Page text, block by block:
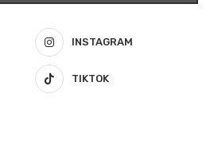
INSTAGRAM
TIKTOK